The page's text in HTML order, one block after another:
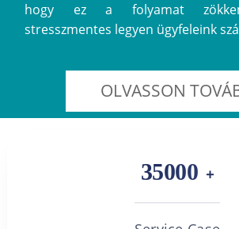
hogy ez a folyamat
stresszmentes legyen ügyfeleink
OLVASSON
35000 +